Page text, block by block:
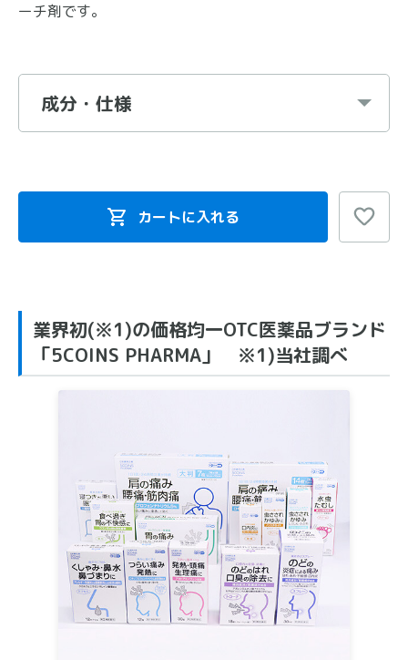
ーチ剤です。
成分・仕様
カートに入れる
業界初(※1)の価格均一OTC医薬品ブランド
「5COINS PHARMA」 ※1)当社調べ